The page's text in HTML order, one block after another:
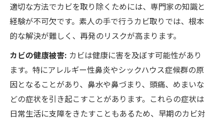
適切な方法でカビを取り除くためには、専門家の知識と
経験が不可欠です。素人の手で行うカビ取りでは、根本
的な解決が難しく、再発のリスクが高まります。
カビの健康被害: カビは健康に害を及ぼす可能性があり
ます。特にアレルギー性鼻炎やシックハウス症候群の原
因となることがあり、鼻水や鼻づまり、頭痛、めまいな
どの症状を引き起こすことがあります。これらの症状は
日常生活に支障をきたすこともあるため、早期のカビ対